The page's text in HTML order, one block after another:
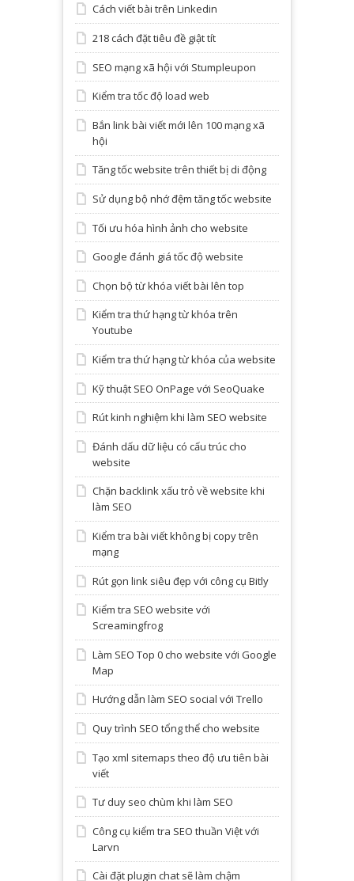
Cách viết bài trên Linkedin
218 cách đặt tiêu đề giật tít
SEO mạng xã hội với Stumpleupon
Kiểm tra tốc độ load web
Bắn link bài viết mới lên 100 mạng xã
hội
Tăng tốc website trên thiết bị di động
Sử dụng bộ nhớ đệm tăng tốc website
Tối ưu hóa hình ảnh cho website
Google đánh giá tốc độ website
Chọn bộ từ khóa viết bài lên top
Kiểm tra thứ hạng từ khóa trên
Youtube
Kiểm tra thứ hạng từ khóa của website
Kỹ thuật SEO OnPage với SeoQuake
Rút kinh nghiệm khi làm SEO website
Đánh dấu dữ liệu có cấu trúc cho
website
Chặn backlink xấu trỏ về website khi
làm SEO
Kiểm tra bài viết không bị copy trên
mạng
Rút gọn link siêu đẹp với công cụ Bitly
Kiểm tra SEO website với
Screamingfrog
Làm SEO Top 0 cho website với Google
Map
Hướng dẫn làm SEO social với Trello
Quy trình SEO tổng thể cho website
Tạo xml sitemaps theo độ ưu tiên bài
viết
Tư duy seo chùm khi làm SEO
Công cụ kiểm tra SEO thuần Việt với
Larvn
Cài đặt plugin chat sẽ làm chậm